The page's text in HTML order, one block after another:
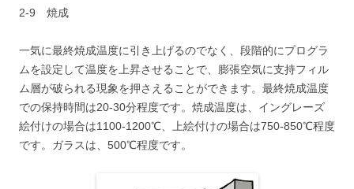
2-9 焼成
一気に最終焼成温度に引き上げるのでなく、段階的にプログラ
ムを設定して温度を上昇させることで、膨張空気に支持フィル
ム層が破られる現象を押さえることができます。最終焼成温度
での保持時間は20-30分程度です。焼成温度は、イングレーズ
絵付けの場合は1100-1200℃、上絵付けの場合は750-850℃程度
です。ガラスは、500℃程度です。